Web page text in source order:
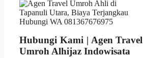
Hubungi Kami | Agen Travel
Umroh Alhijaz Indowisata